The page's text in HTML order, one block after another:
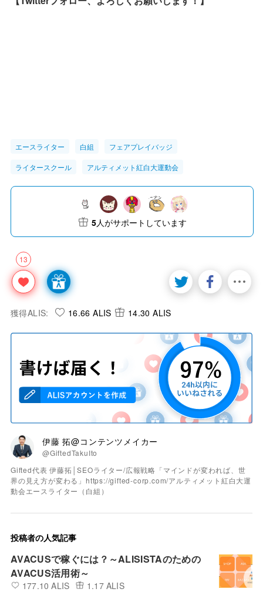
エースライター 白組 フェアプレイバッジ
ライタースクール アルティメット紅白大運動会
13
5人がサポートしています
獲得ALIS: 16.66 ALIS 14.30 ALIS
伊藤 拓@コンテンツメイカー
@GiftedTakuIto
Gifted代表 伊藤拓│SEOライター/広報戦略「マインドが変われば、世
界の見え方が変わる」https://gifted-corp.com/アルティメット紅白大運
動会エースライター（白組）
投稿者の人気記事
AVACUSで稼ぐには？～ALISISTAのための
AVACUS活用術～
177.10 ALIS 1.17 ALIS